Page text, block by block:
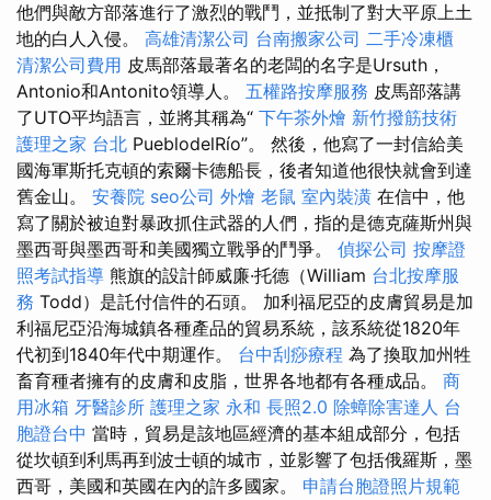
他們與敵方部落進行了激烈的戰鬥，並抵制了對大平原上土
地的白人入侵。 高雄清潔公司 台南搬家公司 二手冷凍櫃
清潔公司費用 皮馬部落最著名的老闆的名字是Ursuth，
Antonio和Antonito領導人。 五權路按摩服務 皮馬部落講
了UTO平均語言，並將其稱為“ 下午茶外燴 新竹撥筋技術
護理之家 台北 PueblodelRío”。 然後，他寫了一封信給美
國海軍斯托克頓的索爾卡德船長，後者知道他很快就會到達
舊金山。 安養院 seo公司 外燴 老鼠 室內裝潢 在信中，他
寫了關於被迫對暴政抓住武器的人們，指的是德克薩斯州與
墨西哥與墨西哥和美國獨立戰爭的鬥爭。 偵探公司 按摩證
照考試指導 熊旗的設計師威廉·托德（William 台北按摩服
務 Todd）是託付信件的石頭。 加利福尼亞的皮膚貿易是加
利福尼亞沿海城鎮各種產品的貿易系統，該系統從1820年
代初到1840年代中期運作。 台中刮痧療程 為了換取加州牲
畜育種者擁有的皮膚和皮脂，世界各地都有各種成品。 商
用冰箱 牙醫診所 護理之家 永和 長照2.0 除蟑除害達人 台
胞證台中 當時，貿易是該地區經濟的基本組成部分，包括
從坎頓到利馬再到波士頓的城市，並影響了包括俄羅斯，墨
西哥，美國和英國在內的許多國家。 申請台胞證照片規範